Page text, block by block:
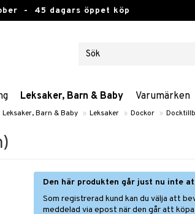
- 45 dagars öppet köp
Leksaker, Barn & Baby Varumärken
Leksaker, Barn & Baby » Leksaker » Dockor »
Den här produkten går just nu inte
Som registrerad kund kan du välja att
meddelad via epost när den går att